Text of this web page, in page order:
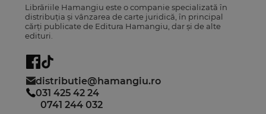
Librăriile Hamangiu este o companie specializată în
distribuția și vânzarea de carte juridică, în principal
cărți publicate de Editura Hamangiu, dar și de alte
edituri.
distributie@hamangiu.ro
031 425 42 24
0741 244 032